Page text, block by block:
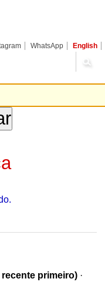
WhatsApp English
primeiro) ·